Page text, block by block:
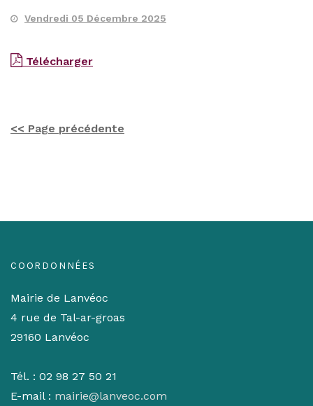
Vendredi 05 Décembre 2025
Télécharger
<< Page précédente
COORDONNÉES
Mairie de Lanvéoc
4 rue de Tal-ar-groas
29160 Lanvéoc
Tél. : 02 98 27 50 21
E-mail : mairie@lanveoc.com